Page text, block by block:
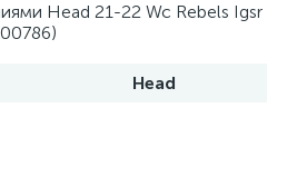
Head 21-22 Wc Rebels Igsr
Head